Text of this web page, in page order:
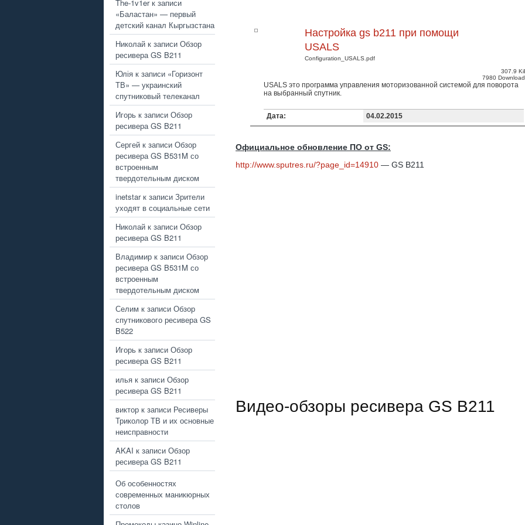
The-1v1erк записи
«Баластан» — первый
детский канал Кыргызстана
Николай к записи Обзор
ресивера GS B211
Юлія к записи «Горизонт
ТВ» — украинский
спутниковый телеканал
Игорь к записи Обзор
ресивера GS B211
Сергей к записи Обзор
ресивера GS B531M со
встроенным
твердотельным диском
inetstarк записи Зрители
уходят в социальные сети
Николай к записи Обзор
ресивера GS B211
Владимир к записи Обзор
ресивера GS B531M со
встроенным
твердотельным диском
Селим к записи Обзор
спутникового ресивера GS
B522
Игорь к записи Обзор
ресивера GS B211
илья к записи Обзор
ресивера GS B211
виктор к записи Ресиверы
Триколор ТВ и их основные
неисправности
AKAI к записи Обзор
ресивера GS B211
Об особенностях
современных маникюрных
столов
307.9
7980
Настройка gs b211 при помощи
USALS
Configuration_USALS.pdf
USALS это программа управления моторизованной системой для поворота
на выбранный спутник.
Дата: 04.02.2015
Официальное обновление ПО от GS:
http://www.sputres.ru/?page_id=14910 — GS B211
Видео-обзоры ресивера GS B211